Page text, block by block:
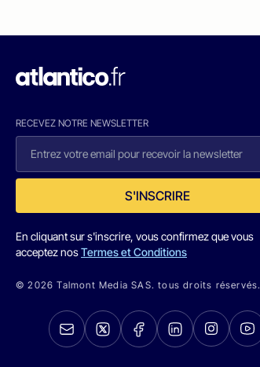
RECEVEZ NOTRE NEWSLETTER
S'INSCRIRE
En cliquant sur s'inscrire, vous confirmez que vous
acceptez nosTermes et Conditions
© 2026 Talmont Media SAS. tous droits réservés.